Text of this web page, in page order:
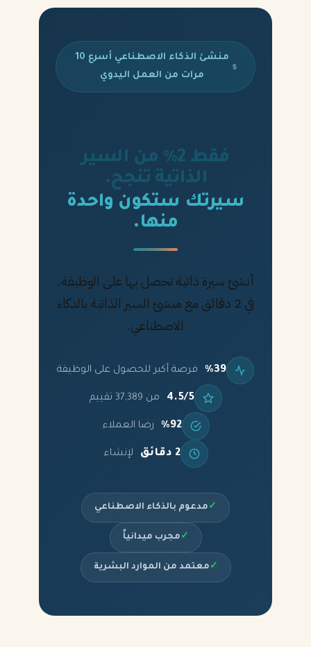
منشئ الذكاء الاصطناعي أسرع 10
مرات من العمل اليدوي
فقط 2% من السير
الذاتية تنجح.
سيرتك ستكون واحدة
منها.
أنشئ سيرة ذاتية تحصل بها على الوظيفة.
في 2 دقائق مع منشئ السير الذاتية بالذكاء
الاصطناعي.
%39 فرصة أكبر للحصول على الوظيفة
4.5/5 من 37,389 تقييم
%92 رضا العملاء
2 دقائق لإنشاء
✓ مدعوم بالذكاء الاصطناعي
✓ مجرب ميدانياً
✓ معتمد من الموارد البشرية